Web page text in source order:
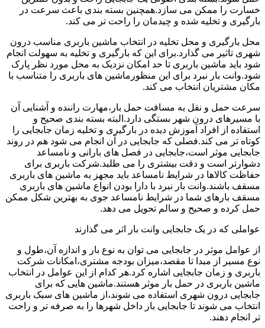
خسارت را ممکن می سازد.همچنین بسته بندی باعث سرعت در
بارگیری و تخلیه شده و چیدمان را راحت تر می کند.
محل بارگیری و محل تخلیه در انتخاب ماشین باربری مناسب درون
شهری تاثیر می گذارد.برای این که بارگیری و تخلیه به سهولت انجام
شود باید ماشین باربری تا حد امکان نزدیک به محل مورد نظر پارک
شود.وانت بار نبرد برای این منظورماشین های باربری را متناسب با
مکان مشتریان انتخاب می کند.
سرعت حمل و نقل به مسافت حمل بار،مهارت راننده و آشنایی آن
با مسیرهای درون شهر بستگی دارد.البته بسته بندی صحیح و
استفاده از افراد آموزش دیده در بارگیری و تخلیه زمان جابجایی را
کوتاه تر می کند.فصلی که جابجایی در آن انجام می شود هم در روند
جابجایی موثر است،جابجایی در فصل های بارانی و نامساعد
دشوارتر است و دقت بیشتری را می طلبد.شرکت باربری برای
حفاظت کالاها در شرایط نامساعد باید مجهز به ماشین های باربری
مسقف باشند.وانت بار نبرد با دارا بودن انواع ماشین های باربری
مسقف بارهای شما در شرایط نامساعد جوی به بهترین شکل ممکن
حمل کرده و صحیح و سالم تحویل می دهد.
عواملی که در یک جابجایی وانت بار اثر می گذارند
از عوامل موثر در جابجایی می توان به نوع بار و اندازه آن،طول و
نوع مسیر از مبدا تا مقصد،میزان بودجه مشتری،امکانات شرکت
باربری و زمان جابجایی اشاره کرد.هر کدام از این عوامل در انتخاب
ماشین باربری در حمل بار موثر هستند.ماشین هایی که برای
جابجایی درون شهری استفاده می شوند،از ماشین های سبک باربری
انتخاب می شوند تا جابجایی بار داخل شهرها را به صرفه تر و راحت
تر انجام دهند.